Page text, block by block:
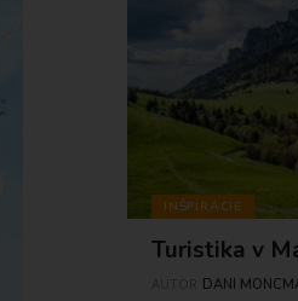
INŠPIRÁCIE
Turistika v
DANI